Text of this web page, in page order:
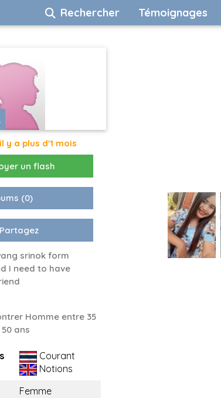
Rechercher Témoignages
y a plus d'1 mois
un flash
(0)
Partagez
srinok form
I need to have
Homme entre 35
ans
Courant
Notions
Femme